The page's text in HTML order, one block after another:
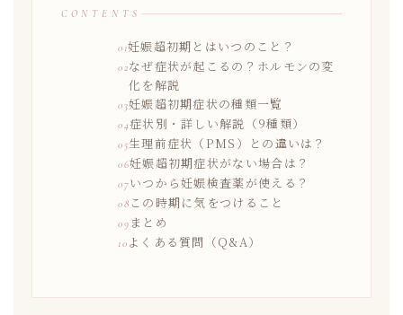
CONTENTS
妊娠超初期とはいつのこと？
なぜ症状が起こるの？ホルモンの変
化を解説
妊娠超初期症状の種類一覧
症状別・詳しい解説（9種類）
生理前症状（PMS）との違いは？
妊娠超初期症状がない場合は？
いつから妊娠検査薬が使える？
この時期に気をつけること
まとめ
よくある質問（Q&A）